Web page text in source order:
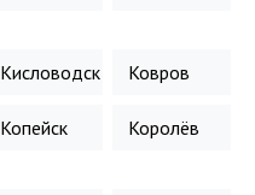
Кисловодск Ковров
Копейск Королёв